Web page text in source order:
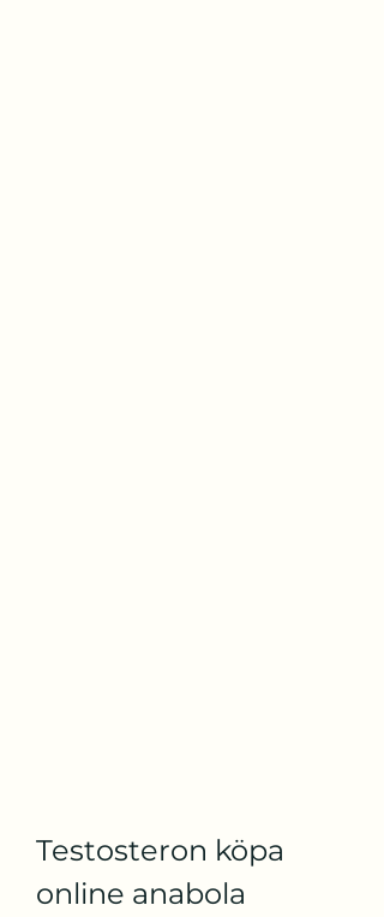
Testosteron köpa
online anabola